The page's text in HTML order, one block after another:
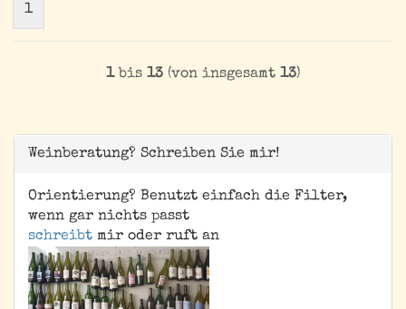
1
1bis 13(von insgesamt 13)
Weinberatung? Schreiben Sie mir!
Orientierung? Benutzt einfach die Filter,
wenn gar nichts passt
schreibt mir oder ruft an